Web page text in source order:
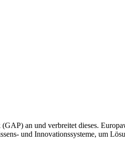
an und verbreitet dieses.
und Innovationssysteme, um